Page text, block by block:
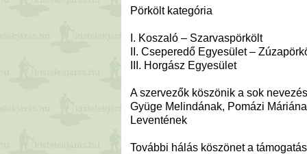
Pörkölt kategória
I. Koszaló – Szarvaspörkölt
II. Cseperedő Egyesület –
III. Horgász Egyesület
A szervezők köszönik a sok
Gyüge Melindának, Pomázi
Leventének
További hálás köszönet a